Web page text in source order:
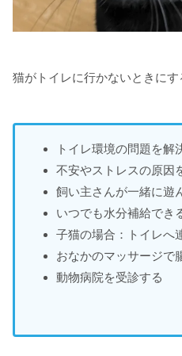
猫がトイレに行かないときにす
トイレ環境の問題を解
不安やストレスの原因
飼い主さんが一緒に遊
いつでも水分補給でき
子猫の場合：トイレへ
おなかのマッサージで
動物病院を受診する